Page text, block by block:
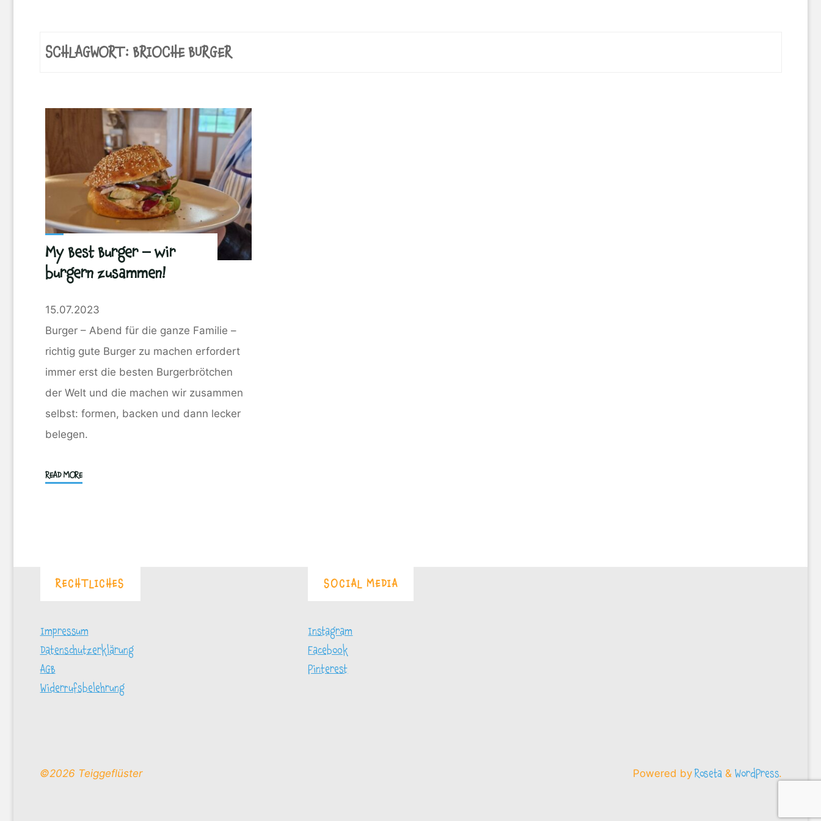
SCHLAGWORT: BRIOCHE BURGER
My Best Burger – wir
burgern zusammen!
15.07.2023
Burger – Abend für die ganze Familie –
richtig gute Burger zu machen erfordert
immer erst die besten Burgerbrötchen
der Welt und die machen wir zusammen
selbst: formen, backen und dann lecker
belegen.
READ MORE"My
zusammen!"
RECHTLICHES
Impressum
Datenschutzerklärung
AGB
Widerrufsbelehrung
SOCIAL MEDIA
Instagram
Facebook
Pinterest
Powered byRoseta & WordPress.
©2026 Teiggeflüster